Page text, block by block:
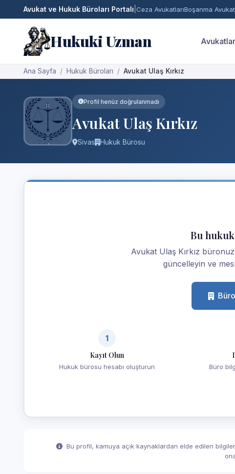
Avukat ve Hukuk Büroları Portalı Ceza AvukatlarıBoşanma
Hukuki Uzman Avukatlar
Ana Sayfa Hukuk Büroları Avukat Ulaş Kırkız
Profil henüz doğrulanmadı
Avukat Ulaş Kırkız
Sivas Hukuk Bürosu
Bu
Avukat Ulaş Kırkız
güncelleyin ve
1
Kayıt Olun
Hukuk bürosu hesabı oluşturun Büro
Bu profil, kamuya açık kaynaklardan elde edilen